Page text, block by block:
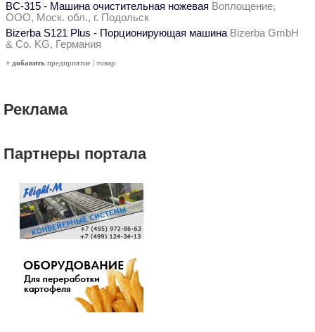
ВС-315 - Машина очистительная ножевая Воплощение,
ООО, Моск. обл., г. Подольск
Bizerba S121 Plus - Порционирующая машина Bizerba GmbH
& Co. KG, Германия
+ добавить предприятие | товар
Реклама
Партнеры портала